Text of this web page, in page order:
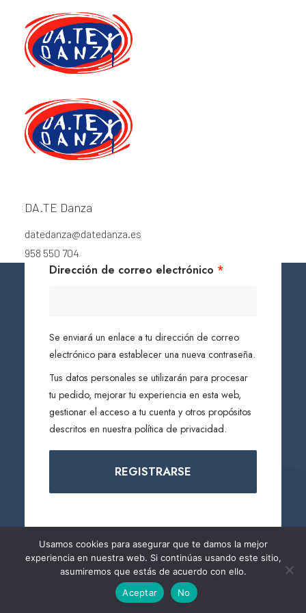
DA.TE Danza
datedanza@datedanza.es
958 550 704
Registrarse
Dirección de correo electrónico *Obligatorio
Se enviará un enlace a tu dirección de correo
electrónico para establecer una nueva contraseña.
Tus datos personales se utilizarán para procesar
tu pedido, mejorar tu experiencia en esta web,
gestionar el acceso a tu cuenta y otros propósitos
descritos en nuestra política de privacidad.
REGISTRARSE
Usamos cookies para asegurar que te damos la mejor
experiencia en nuestra web. Si continúas usando este sitio,
asumiremos que estás de acuerdo con ello.
Aceptar
No